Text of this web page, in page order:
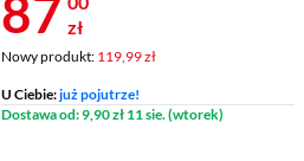
Cena 87 zł
87 zł
Nowy produkt: 119,99 zł
U Ciebie:już pojutrze!
Dostawa od: 9,90 zł 11 sie. (wtorek)